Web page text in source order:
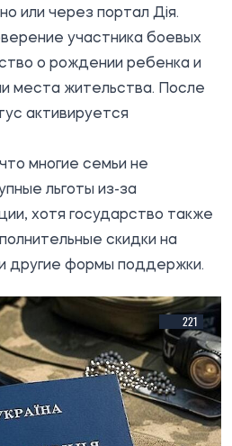
или через портал Дія.
участника боевых
о рождении ребенка и
места жительства. После
активируется
многие семьи не
льготы из-за
хотя государство также
скидки на
другие формы поддержки.
221